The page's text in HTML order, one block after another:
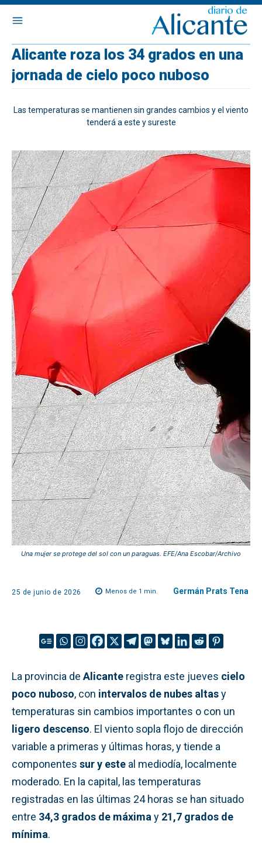
Alicante roza los 34 grados en una
jornada de cielo poco nuboso
Las temperaturas se mantienen sin grandes cambios y el viento
tenderá a este y sureste
Una mujer se protege del sol con un paraguas. EFE/Ana Escobar/Archivo
25 de junio de 2026 Menos de 1 min. Germán Prats Tena
La provincia de Alicante registra este jueves cielo
poco nuboso, con intervalos de nubes altasy
temperaturas sin cambios importantes o con un
ligero descenso. El viento sopla flojo de dirección
variable a primeras y últimas horas, y tiende a
componentes sur y este al mediodía, localmente
moderado. En la capital, las temperaturas
registradas en las últimas 24 horas se han situado
entre 34,3 grados de máxima y 21,7 grados de
mínima.